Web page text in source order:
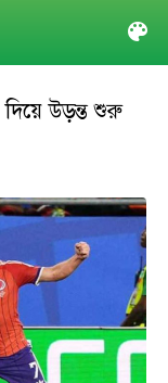
উড়ন্ত শুরু